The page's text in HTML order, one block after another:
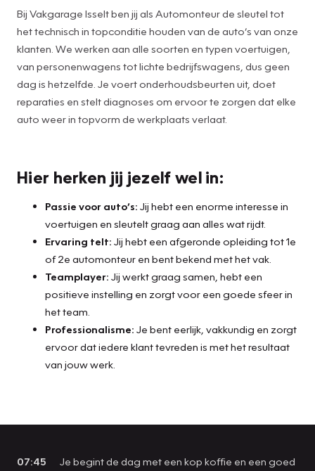
Bij Vakgarage Isselt ben jij als Automonteur de sleutel tot
het technisch in topconditie houden van de auto’s van onze
klanten. We werken aan alle soorten en typen voertuigen,
van personenwagens tot lichte bedrijfswagens, dus geen
dag is hetzelfde. Je voert onderhoudsbeurten uit, doet
reparaties en stelt diagnoses om ervoor te zorgen dat elke
auto weer in topvorm de werkplaats verlaat.
Hier herken jij jezelf wel in:
Passie voor auto’s: Jij hebt een enorme interesse in
voertuigen en sleutelt graag aan alles wat rijdt.
Ervaring telt: Jij hebt een afgeronde opleiding tot 1e
of 2e automonteur en bent bekend met het vak.
Teamplayer: Jij werkt graag samen, hebt een
positieve instelling en zorgt voor een goede sfeer in
het team.
Professionalisme: Je bent eerlijk, vakkundig en zorgt
ervoor dat iedere klant tevreden is met het resultaat
van jouw werk.
07:45
Je begint de dag met een kop koffie en een goed